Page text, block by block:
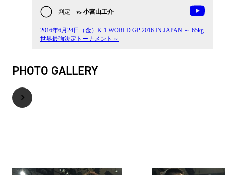
判定 vs 小宮山工介
2016年6月24日（金）K-1 WORLD GP 2016 IN JAPAN ～-65kg
世界最強決定トーナメント～
PHOTO GALLERY